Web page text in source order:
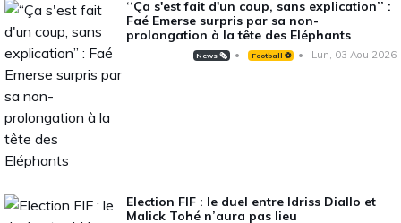
‘‘Ça s'est fait d'un coup, sans explication’’ :
Faé Emerse surpris par sa non-
prolongation à la tête des Eléphants
News 🗞️ Football ⚽️ Lun, 03 Aou 2026
Election FIF : le duel entre Idriss Diallo et
Malick Tohé n’aura pas lieu